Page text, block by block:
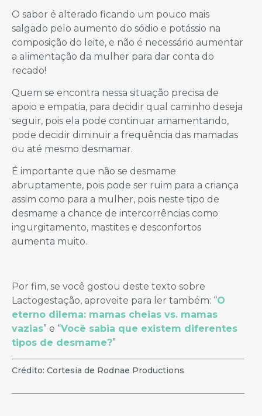
O sabor é alterado ficando um pouco mais
salgado pelo aumento do sódio e potássio na
composição do leite, e não é necessário aumentar
a alimentação da mulher para dar conta do
recado!
Quem se encontra nessa situação precisa de
apoio e empatia, para decidir qual caminho deseja
seguir, pois ela pode continuar amamentando,
pode decidir diminuir a frequência das mamadas
ou até mesmo desmamar.
É importante que não se desmame
abruptamente, pois pode ser ruim para a criança
assim como para a mulher, pois neste tipo de
desmame a chance de intercorrências como
ingurgitamento, mastites e desconfortos
aumenta muito.
Por fim, se você gostou deste texto sobre
Lactogestação, aproveite para ler também: “O
eterno dilema: mamas cheias vs. mamas
vazias” e “Você sabia que existem diferentes
tipos de desmame?”
Crédito: Cortesia de Rodnae Productions